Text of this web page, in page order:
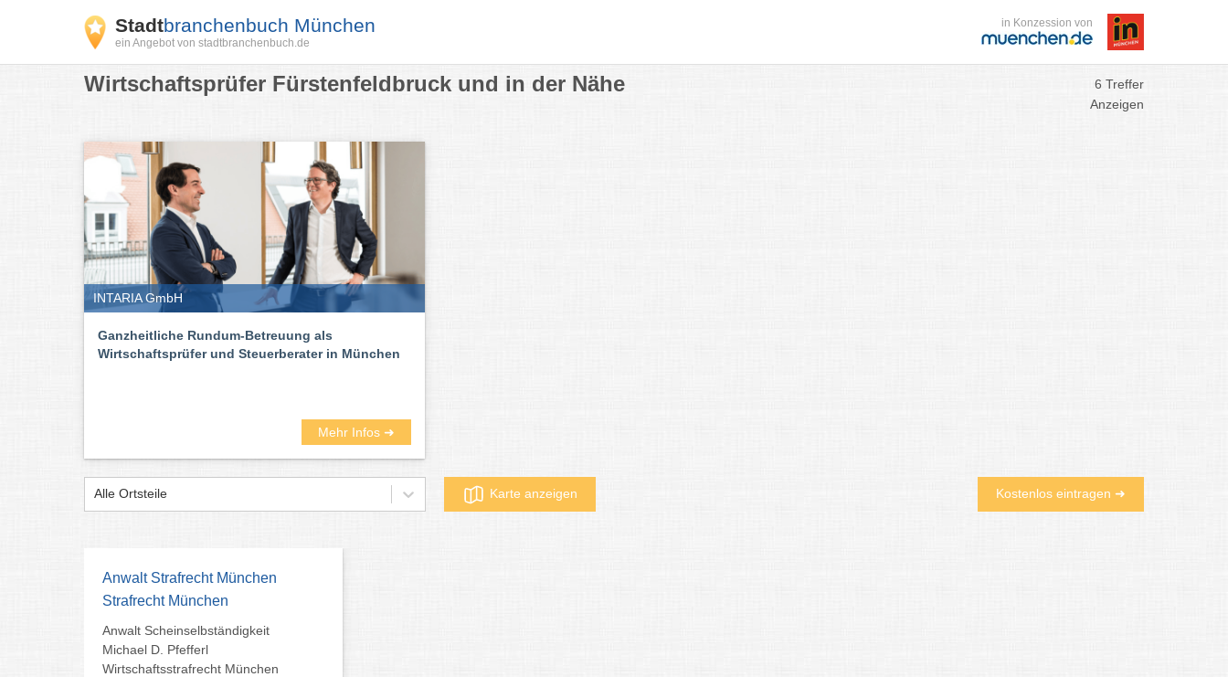
Stadtbranchenbuch München
ein Angebot von stadtbranchenbuch.de
in Konzession von
Wirtschaftsprüfer Fürstenfeldbruck und in der Nähe
6 Treffer
Anzeigen
INTARIA GmbH
Ganzheitliche Rundum-Betreuung als
Wirtschaftsprüfer und Steuerberater in München
Mehr Infos ➜
Alle Ortsteile Karte anzeigen Kostenlos eintragen ➜
Anwalt Strafrecht München
Strafrecht München
Anwalt Scheinselbständigkeit
Michael D. Pfefferl
Wirtschaftsstrafrecht München